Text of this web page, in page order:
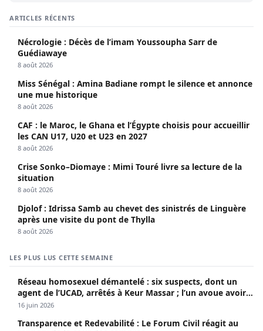
ARTICLES RÉCENTS
Nécrologie : Décès de l’imam Youssoupha Sarr de
Guédiawaye
8 août 2026
Miss Sénégal : Amina Badiane rompt le silence et annonce
une mue historique
8 août 2026
CAF : le Maroc, le Ghana et l’Égypte choisis pour accueillir
les CAN U17, U20 et U23 en 2027
8 août 2026
Crise Sonko–Diomaye : Mimi Touré livre sa lecture de la
situation
8 août 2026
Djolof : Idrissa Samb au chevet des sinistrés de Linguère
après une visite du pont de Thylla
8 août 2026
LES PLUS LUS CETTE SEMAINE
Réseau homosexuel démantelé : six suspects, dont un
agent de l’UCAD, arrêtés à Keur Massar ; l’un avoue avoir
propagé le VIH depuis 2018
16 juin 2026
Transparence et Redevabilité : Le Forum Civil réagit au